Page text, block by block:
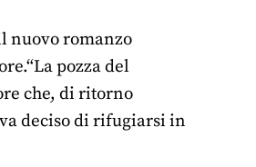
nuovo romanzo
pozza del
che, di ritorno
deciso di rifugiarsi in